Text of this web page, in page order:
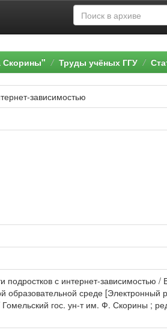
Скорины" Труды учёных ГГУ
зависимостью
с интернет-зависимостью
образовательной среде
гос. ун-т им. Ф. Скорины ;